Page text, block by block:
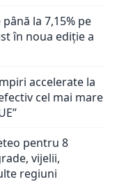
la 7,15% pe
în noua ediție a
accelerate la
cel mai mare
pentru 8
vijelii,
regiuni